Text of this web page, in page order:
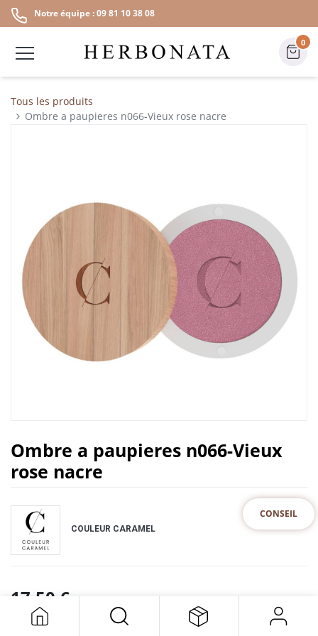
Notre équipe : 09 81 10 38 08
0
CONSEIL
Tous les produits
Ombre a paupieres n066-Vieux rose nacre
Ombre a paupieres n066-Vieux
rose nacre
COULEUR CARAMEL
17,50 €